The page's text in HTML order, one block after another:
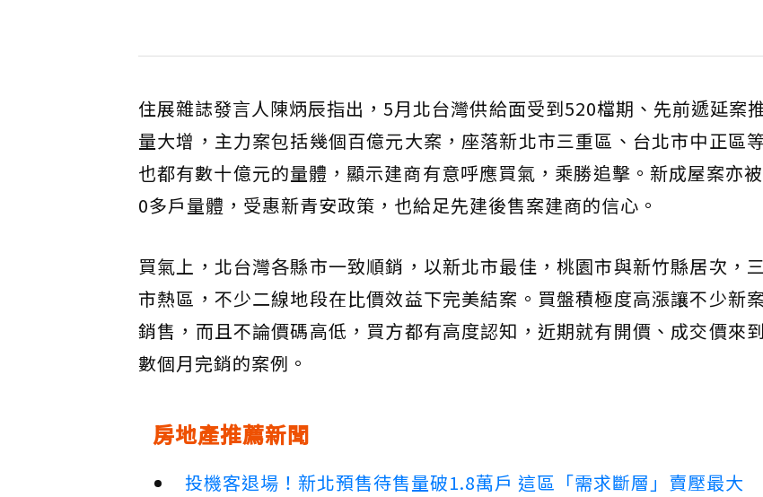
住展雜誌發言人陳炳辰指出，5月北台灣供給面受到520檔期、先前遞延案
量大增，主力案包括幾個百億元大案，座落新北市三重區、台北市中正區
也都有數十億元的量體，顯示建商有意呼應買氣，乘勝追擊。新成屋案亦
0多戶量體，受惠新青安政策，也給足先建後售案建商的信心。
買氣上，北台灣各縣市一致順銷，以新北市最佳，桃園市與新竹縣居次，
市熱區，不少二線地段在比價效益下完美結案。買盤積極度高漲讓不少新
銷售，而且不論價碼高低，買方都有高度認知，近期就有開價、成交價來
數個月完銷的案例。
房地產推薦新聞
投機客退場！新北預售待售量破1.8萬戶 這區「需求斷層」賣壓最大